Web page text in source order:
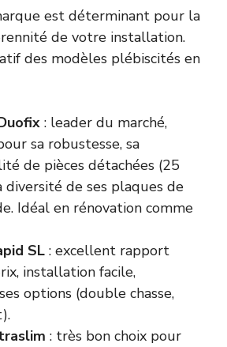
est déterminant pour la
de votre installation.
des modèles plébiscités en
: leader du marché,
sa robustesse, sa
de pièces détachées (25
diversité de ses plaques de
Idéal en rénovation comme
SL : excellent rapport
installation facile,
options (double chasse,
: très bon choix pour